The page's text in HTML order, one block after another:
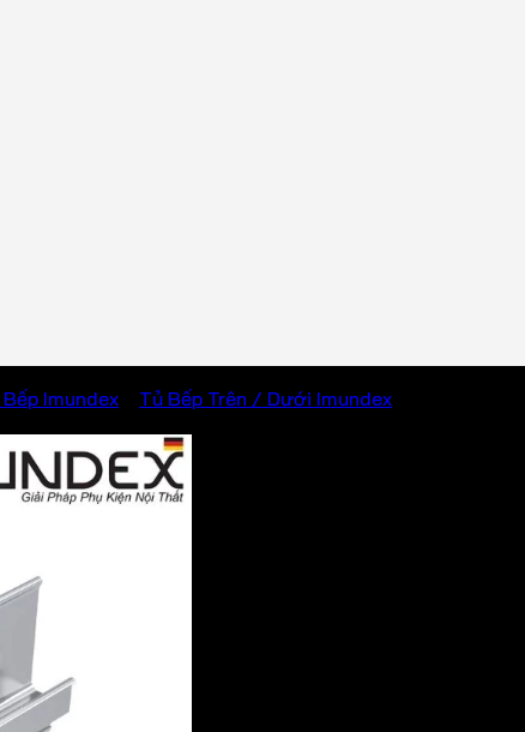
Imundex
Tủ Bếp Trên / Dưới Imundex